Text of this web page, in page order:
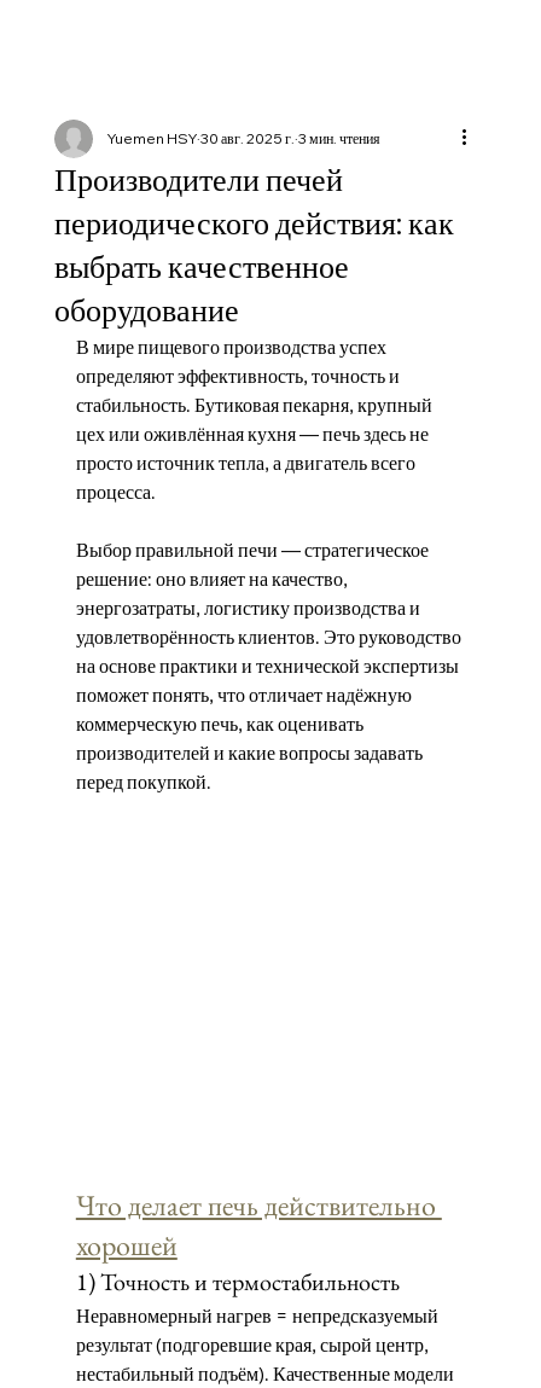
Производители печей
периодического действия: как
выбрать качественное
оборудование
Yuemen HSY 30 авг. 2025 г. 3 мин. чтения
В мире пищевого производства успех
определяют эффективность, точность и
стабильность. Бутиковая пекарня, крупный
цех или оживлённая кухня — печь здесь не
просто источник тепла, а двигатель всего
процесса.
Выбор правильной печи — стратегическое
решение: оно влияет на качество,
энергозатраты, логистику производства и
удовлетворённость клиентов. Это руководство
на основе практики и технической экспертизы
поможет понять, что отличает надёжную
коммерческую печь, как оценивать
производителей и какие вопросы задавать
перед покупкой.
Что делает печь действительно
хорошей
1) Точность и термостабильность
Неравномерный нагрев = непредсказуемый
результат (подгоревшие края, сырой центр,
нестабильный подъём). Качественные модели